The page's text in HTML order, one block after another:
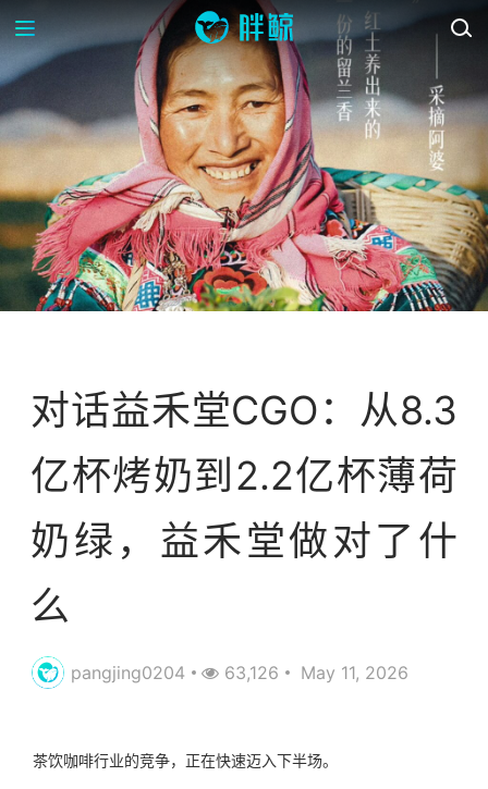
对话益禾堂CGO：从8.3
亿杯烤奶到2.2亿杯薄荷
奶绿，益禾堂做对了什
么
pangjing0204 63,126 May 11, 2026
茶饮咖啡行业的竞争，正在快速迈入下半场。